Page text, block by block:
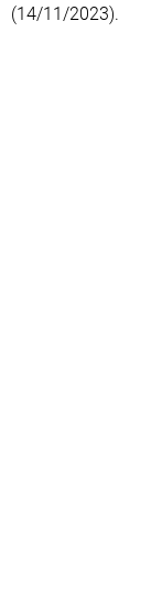
(14/11/2023).